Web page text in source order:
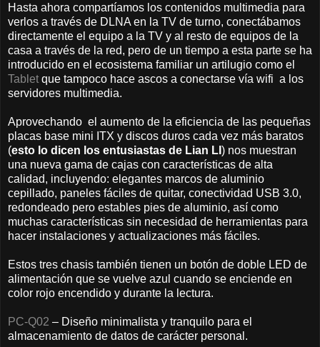
Hasta ahora compartíamos los contenidos multimedia para
verlos a través de DLNA en la TV de turno, conectábamos
directamente el equipo a la TV y al resto de equipos de la
casa a través de la red, pero de un tiempo a esta parte se ha
introducido en el ecosistema familiar un artilugio como el
Tablet que tampoco hace ascos a conectarse vía wifi a los
servidores multimedia.
Aprovechando el aumento de la eficiencia de las pequeñas
placas base mini ITX y discos duros cada vez más baratos
(esto lo dicen los entusiastas de Lian LI ) nos muestran
una nueva gama de cajas con características de alta
calidad, incluyendo: elegantes marcos de aluminio
cepillado, paneles fáciles de quitar, conectividad USB 3.0,
redondeado pero estables pies de aluminio, así como
muchas características sin necesidad de herramientas para
hacer instalaciones y actualizaciones más fáciles.
Estos tres chasis también tienen un botón de doble LED de
alimentación que se vuelve azul cuando se enciende en
color rojo encendido y durante la lectura.
PC-Q02 – Diseño minimalista y tranquilo para el
almacenamiento de datos de carácter personal.